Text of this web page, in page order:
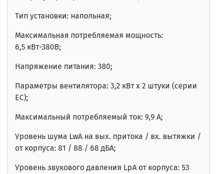
Тип установки: напольная;
Максимальная потребляемая мощность:
6,5 кВт-380В;
Напряжение питания: 380;
Параметры вентилятора: 3,2 кВт x 2 штуки (серии
EC);
Максимальный потребляемый ток: 9,9 А;
Уровень шума LwA на вых. притока / вх. вытяжки /
от корпуса: 81 / 88 / 68 дБА;
Уровень звукового давления LpA от корпуса: 53